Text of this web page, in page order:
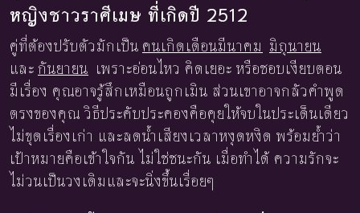
หญิงชาวราศีเมษ ที่เกิดปี 2512
คู่ที่ต้องปรับตัวมักเป็น คนเกิดเดือนมีนาคม มิถุนายน
และ กันยายน เพราะอ่อนไหว คิดเยอะ หรือชอบเงียบตอน
มีเรื่อง คุณอาจรู้สึกเหมือนถูกเมิน ส่วนเขาอาจกลัวคำพูด
ตรงของคุณ วิธีประคับประคองคือคุยให้จบในประเด็นเดียว
ไม่ขุดเรื่องเก่า และลดน้ำเสียงเวลาหงุดหงิด พร้อมย้ำว่า
เป้าหมายคือเข้าใจกัน ไม่ใช่ชนะกัน เมื่อทำได้ ความรักจะ
ไม่วนเป็นวงเดิมและจะนิ่งขึ้นเรื่อยๆ